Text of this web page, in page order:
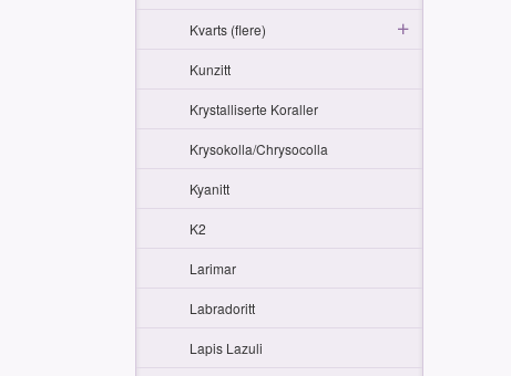
Kvarts (flere)
Kunzitt
Krystalliserte Koraller
Krysokolla/Chrysocolla
Kyanitt
K2
Larimar
Labradoritt
Lapis Lazuli